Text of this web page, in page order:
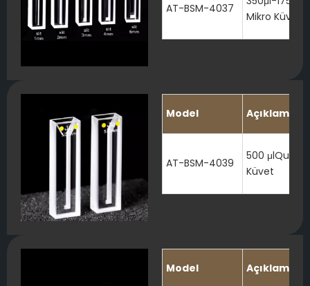
AT-BSM-4037
Mikro Küvet
Model Açıklama
AT-BSM-4039
500 μlQuartz
Küvet
Model Açıklama